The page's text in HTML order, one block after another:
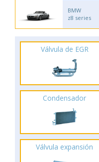
BMW
z8 series
Válvula de EGR
Condensador
Válvula expansión